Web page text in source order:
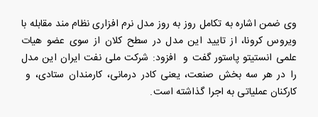
وی ضمن اشاره به تکامل روز به روز مدل نرم افزاری نظام مند مقابله با
ویروس کرونا، از تایید این مدل در سطح کلان از سوی عضو هیات
علمی انستیتو پاستور گفت و افزود: شرکت ملی نفت ایران این مدل
را در هر سه بخش صنعت، یعنی کادر درمانی، کارمندان ستادی، و
کارکنان عملیاتی به اجرا گذاشته است.